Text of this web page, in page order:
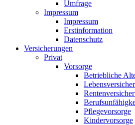
Umfrage
Impressum
Impressum
Erstinformation
Datenschutz
Versicherungen
Privat
Vorsorge
Betriebliche
Pflegevorsorge
Kindervorsorge